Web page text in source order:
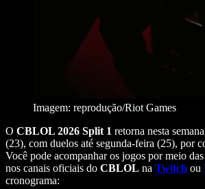
Imagem: reprodução/Riot Games
O CBLOL 2026 Split 1 retorna nesta
(23), com duelos até segunda-feira (25), por
Você pode acompanhar os jogos por meio
nos canais oficiais do CBLOL na Twitch ou
cronograma: